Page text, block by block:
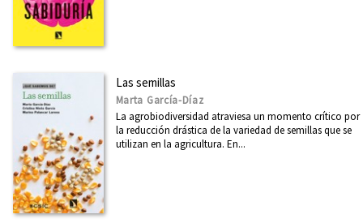
Economía
Educación
Euskadi
Filosofía
Física
Ver todas... (39)
Las semillas
Marta García-Díaz
La agrobiodiversidad atraviesa un momento crítico por
la reducción drástica de la variedad de semillas que se
utilizan en la agricultura. En...